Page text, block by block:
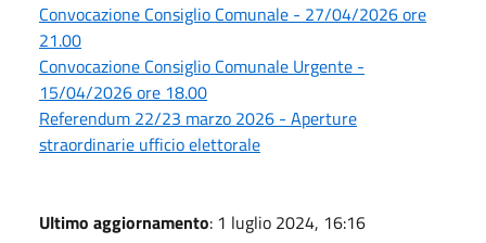
Convocazione Consiglio Comunale - 27/04/2026 ore
21.00
Convocazione Consiglio Comunale Urgente -
15/04/2026 ore 18.00
Referendum 22/23 marzo 2026 - Aperture
straordinarie ufficio elettorale
Ultimo aggiornamento: 1 luglio 2024, 16:16